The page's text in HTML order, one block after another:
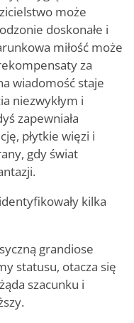
może
doskonałe i
miłość może
za
wiadomość staje
niezwykłym i
zapewniała
płytkie więzi i
gdy świat
kilka
grandiose
statusu, otacza się
szacunku i